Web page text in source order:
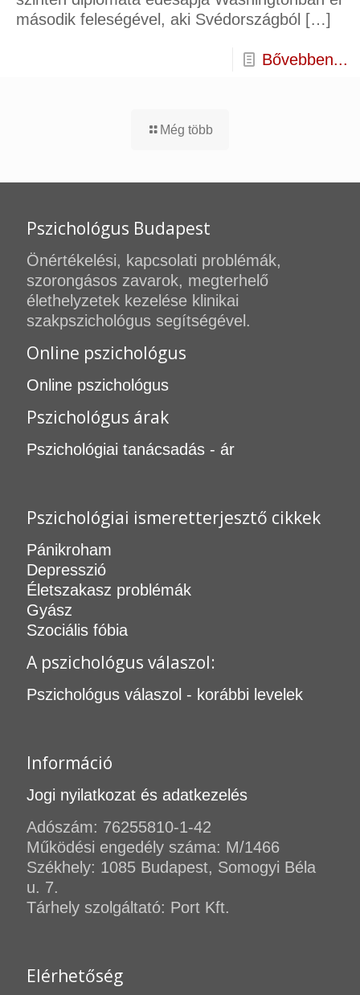
második feleségével, aki Svédországból […]
Bővebben...
Még több
Pszichológus Budapest
Önértékelési, kapcsolati problémák,
szorongásos zavarok, megterhelő
élethelyzetek kezelése klinikai
szakpszichológus segítségével.
Online pszichológus
Online pszichológus
Pszichológus árak
Pszichológiai tanácsadás - ár
Pszichológiai ismeretterjesztő cikkek
Pánikroham
Depresszió
Életszakasz problémák
Gyász
Szociális fóbia
A pszichológus válaszol:
Pszichológus válaszol - korábbi levelek
Információ
Jogi nyilatkozat és adatkezelés
Adószám: 76255810-1-42
Működési engedély száma: M/1466
Székhely: 1085 Budapest, Somogyi Béla
u. 7.
Tárhely szolgáltató: Port Kft.
Elérhetőség